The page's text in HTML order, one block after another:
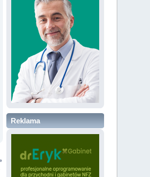
lb-skreslonych-pol-wyk-s="34" />
pol-wyk-s="10" />
Reklama